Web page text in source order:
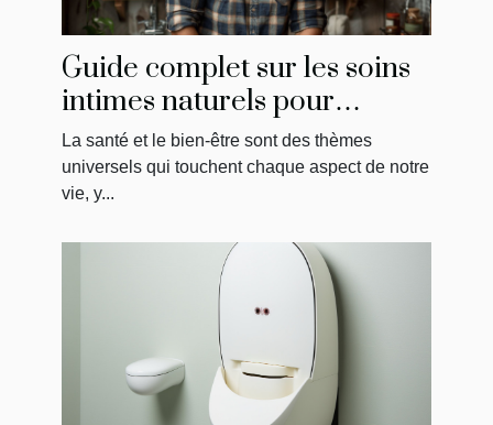
Guide complet sur les soins
intimes naturels pour
hommes
La santé et le bien-être sont des thèmes
universels qui touchent chaque aspect de notre
vie, y...